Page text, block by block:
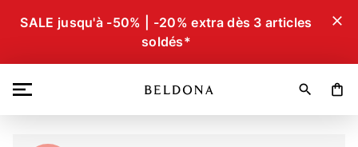
SALE jusqu'à -50% | -20% extra dès 3 articles
soldés*
close
search shopping_bag